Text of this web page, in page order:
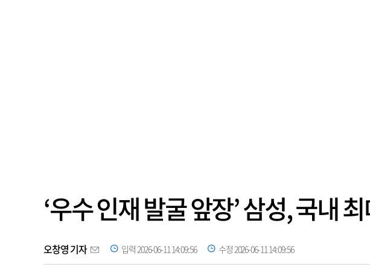
‘우수 인재 발굴 앞장’ 삼성, 국내
오창영 기자 입력 2026-06-11 14:09:56 수정 2026-06-11 14:09:56